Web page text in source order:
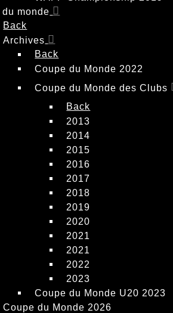
du monde
Back
Archives
Back
Coupe du Monde 2022
Coupe du Monde des Clubs
Back
2013
2014
2015
2016
2017
2018
2019
2020
2021
2021
2022
2023
Coupe du Monde U20 2023
Coupe du Monde 2026